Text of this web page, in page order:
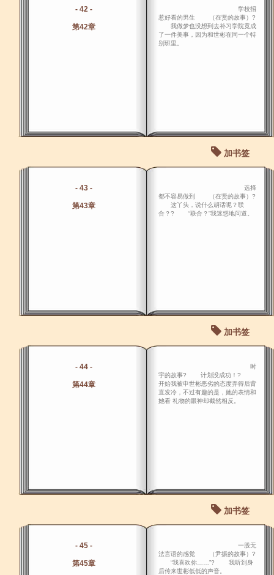
- 42 -
第42章
学校招
惹好看的男生 （在贤的故事）?
我做梦也没想到去补习学院竟成
了一件美事，因为和世彬在同一个特
别班里。
加书签
- 43 -
第43章
选择
都不容易做到 （在贤的故事）?
这丫头，说什么胡话呢？联
合？? “联合？”我迷惑地问道。
加书签
- 44 -
第44章
时
宇的故事? 计划没成功！?
开始我被申世彬恶劣的态度弄得后背
直发冷，不过有趣的是，她的表情和
她看 礼物的眼神却截然相反。
加书签
- 45 -
第45章
一股无
法言语的感觉 （尹振的故事）?
“我喜欢你……”? 我听到身
后传来世彬低低的声音。